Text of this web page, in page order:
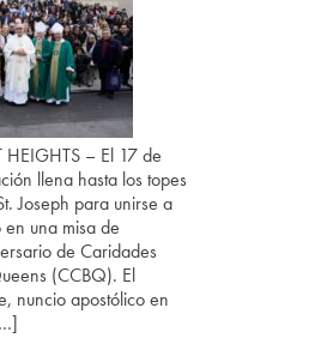
HEIGHTS – El 17 de
llena hasta los topes
Joseph para unirse a
una misa de
de Caridades
(CCBQ). El
nuncio apostólico en